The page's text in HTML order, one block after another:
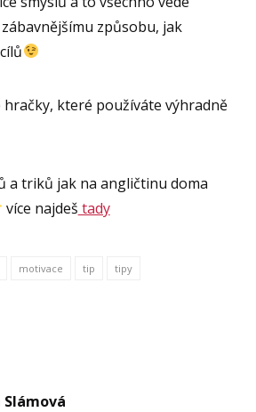
způsobu, jak
hračky, které používáte výhradně
a triků jak na angličtinu doma
více najdeš tady
motivace tip tipy